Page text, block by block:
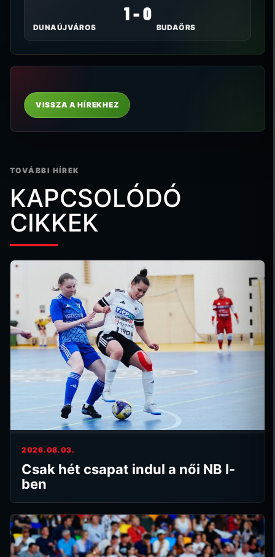
DUNAÚJVÁROS
1 - 0
BUDAÖRS
VISSZA A HÍREKHEZ
TOVÁBBI HÍREK
KAPCSOLÓDÓ
CIKKEK
2026.08.03.
Csak hét csapat indul a női NB I-
ben